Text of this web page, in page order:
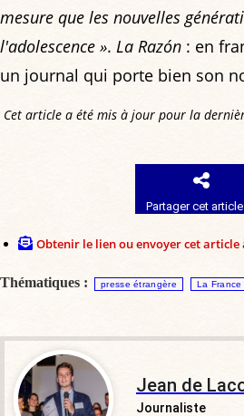
mesure que les nouvelles
l'adolescence ». La Razón : en
un journal qui porte bien son
Cet article a été mis à jour pour la
Partager cet article
Obtenir le lien ou envoyer cet article
Thématiques : presse étrangère La France
Jean de
Journaliste